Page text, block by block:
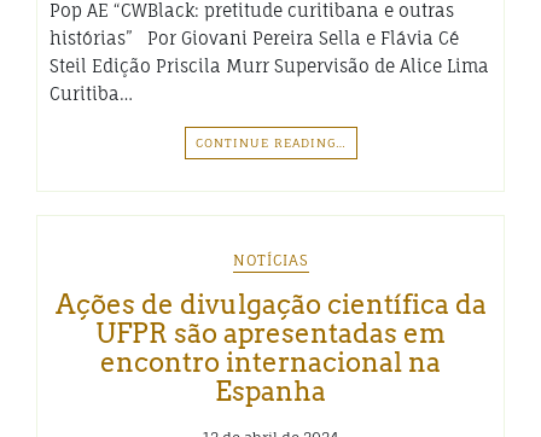
Pop AE “CWBlack: pretitude curitibana e outras
histórias” Por Giovani Pereira Sella e Flávia Cé
Steil Edição Priscila Murr Supervisão de Alice Lima
Curitiba…
CONTINUE READING…
NOTÍCIAS
Ações de divulgação científica da
UFPR são apresentadas em
encontro internacional na
Espanha